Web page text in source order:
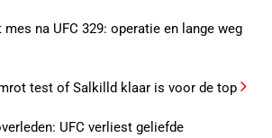
na UFC 329: operatie en lange weg
test of Salkilld klaar is voor de top
UFC verliest geliefde